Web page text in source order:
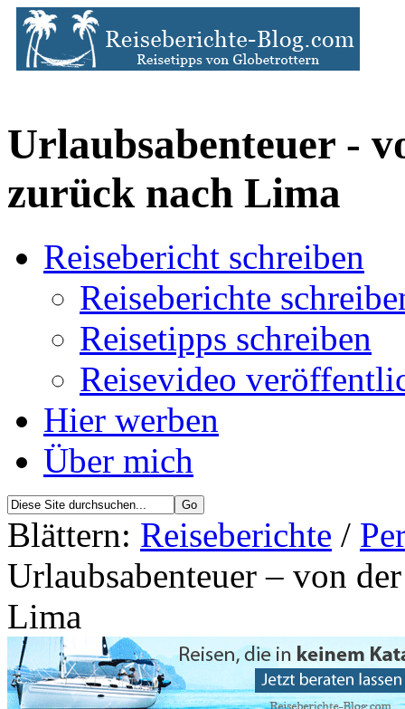
Urlaubsabenteuer -
zurück nach Lima
Reisebericht schreiben
Reiseberichte
Reisetipps schreiben
Reisevideo
Hier werben
Über mich
Blättern: Reiseberichte /
Urlaubsabenteuer – von
Lima